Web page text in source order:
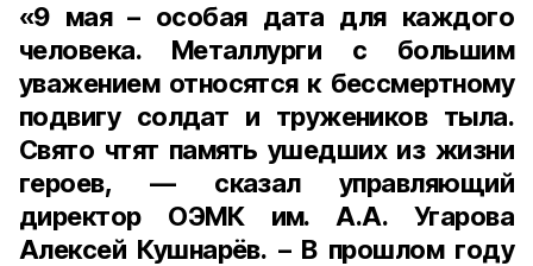
«9 мая– особая дата для каждого
человека. Металлурги с большим
уважением относятся к бессмертному
подвигу солдат и тружеников тыла.
Свято чтят память ушедших из жизни
героев, — сказалуправляющий
директор ОЭМК им. А.А. Угарова
Алексей Кушнарёв. – В прошлом году